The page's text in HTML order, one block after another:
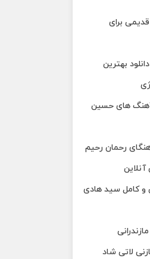
برای
بهترین
آهنگ های حسین
رحمان رحیم
و کامل سید هادی
لاتی شاد